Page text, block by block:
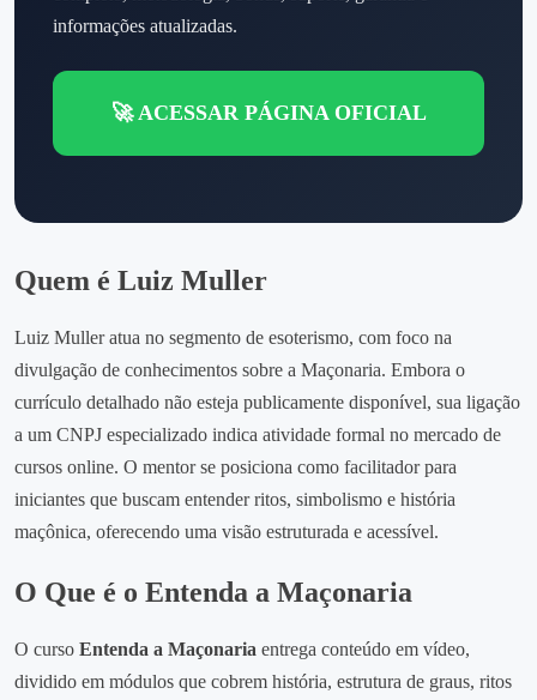
informações atualizadas.
🚀 ACESSAR PÁGINA OFICIAL
Quem é Luiz Muller
Luiz Muller atua no segmento de esoterismo, com foco na
divulgação de conhecimentos sobre a Maçonaria. Embora o
currículo detalhado não esteja publicamente disponível, sua ligação
a um CNPJ especializado indica atividade formal no mercado de
cursos online. O mentor se posiciona como facilitador para
iniciantes que buscam entender ritos, simbolismo e história
maçônica, oferecendo uma visão estruturada e acessível.
O Que é o Entenda a Maçonaria
O curso Entenda a Maçonaria entrega conteúdo em vídeo,
dividido em módulos que cobrem história, estrutura de graus, ritos